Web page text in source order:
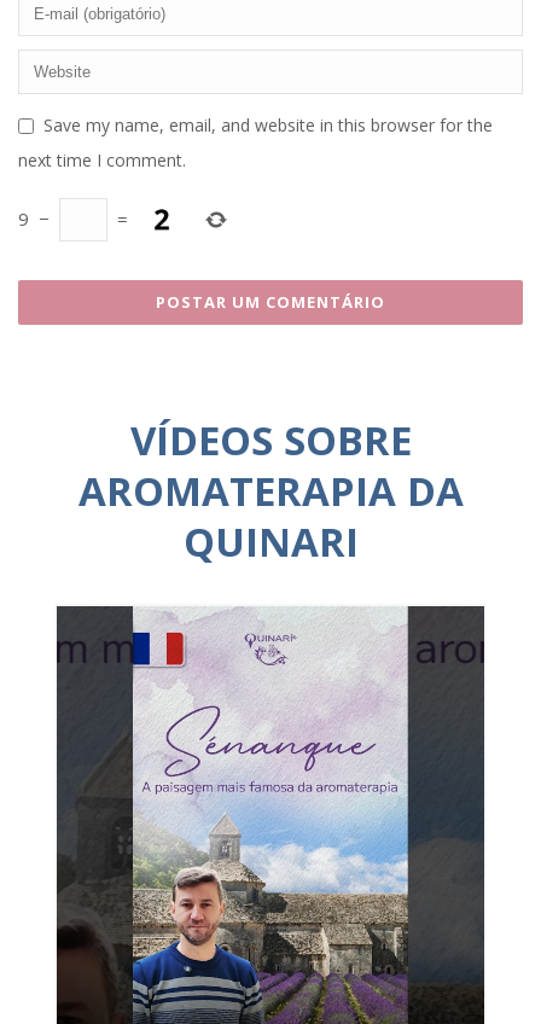
Save my name, email, and website in this browser for the
next time I comment.
9 − =
VÍDEOS SOBRE
AROMATERAPIA DA
QUINARI